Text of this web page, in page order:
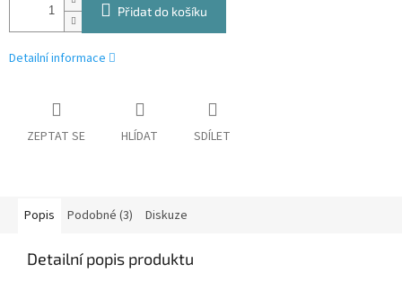
Přidat do košíku
Detailní informace
ZEPTAT SE HLÍDAT SDÍLET
Popis Podobné (3) Diskuze
Detailní popis produktu